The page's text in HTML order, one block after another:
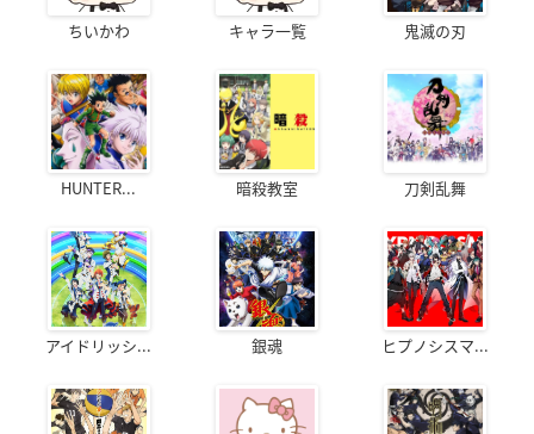
ちいかわ キャラ一覧 鬼滅の刃
HUNTER... 暗殺教室 刀剣乱舞
アイドリッシ... 銀魂 ヒプノシスマ...